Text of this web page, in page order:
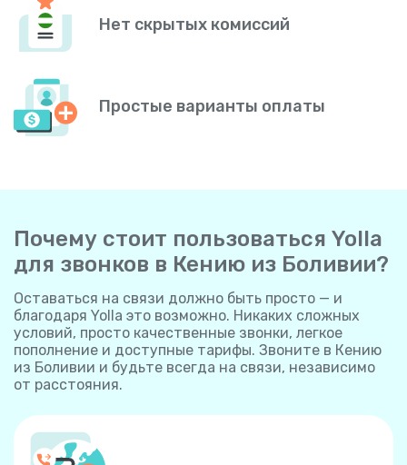
Нет скрытых комиссий
Простые варианты оплаты
Почему стоит пользоваться Yolla
для звонков в Кению из Боливии?
Оставаться на связи должно быть просто — и
благодаря Yolla это возможно. Никаких сложных
условий, просто качественные звонки, легкое
пополнение и доступные тарифы. Звоните в Кению
из Боливии и будьте всегда на связи, независимо
от расстояния.